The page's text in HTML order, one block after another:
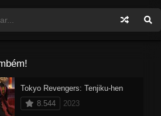
Tokyo Revengers: Tenjiku-hen
8.544
2023